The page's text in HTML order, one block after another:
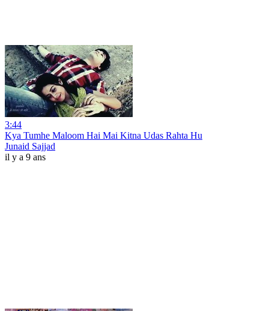
3:44
Kya Tumhe Maloom Hai Mai Kitna Udas Rahta Hu
Junaid Sajjad
il y a 9 ans